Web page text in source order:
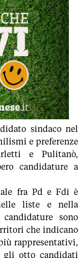
sindaco nel
e preferenze
e Pulitanò,
candidature a
fra Pd e Fdi è
liste e nella
sono
che indicano
rappresentativi,
gli otto candidati